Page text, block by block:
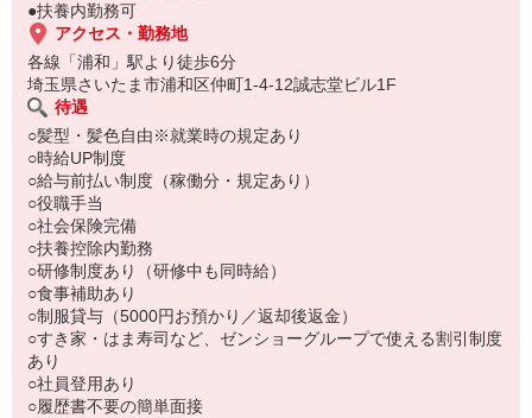
●扶養内勤務可
アクセス・勤務地
各線「浦和」駅より徒歩6分
埼玉県さいたま市浦和区仲町1-4-12誠志堂ビル1F
待遇
○髪型・髪色自由※就業時の規定あり
○時給UP制度
○給与前払い制度（稼働分・規定あり）
○役職手当
○社会保険完備
○扶養控除内勤務
○研修制度あり（研修中も同時給）
○食事補助あり
○制服貸与（5000円お預かり／返却後返金）
○すき家・はま寿司など、ゼンショーグループで使える割引制度
あり
○社員登用あり
○履歴書不要の簡単面接